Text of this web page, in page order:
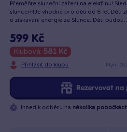
Přeměňte sluneční záření na elektřinu!
sluncem!Je vhodné pro děti od 6 let.Děti
o získávání energie ze Slunce. Děti
599 Kč
Klubová: 581 Kč
Přihlásit do klubu Nyní
Rezervovat na
Ihned k odběru na několika